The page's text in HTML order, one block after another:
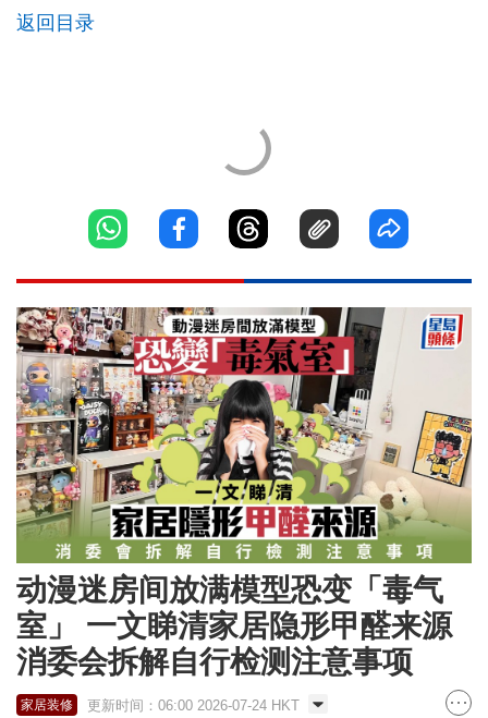
返回目录
动漫迷房间放满模型恐变「毒气
室」 一文睇清家居隐形甲醛来源
消委会拆解自行检测注意事项
家居装修 更新时间：06:00 2026-07-24 HKT